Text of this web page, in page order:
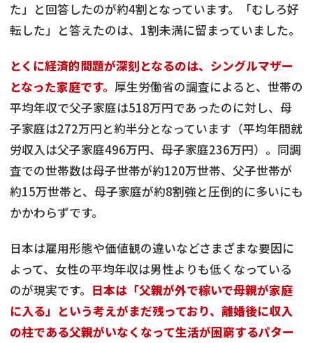
た」と回答したのが約4割となっています。「むしろ好
転した」と答えたのは、1割未満に留まっていました。
とくに経済的問題が深刻となるのは、シングルマザー
となった家庭です。 厚生労働省の調査によると、世帯の
平均年収で父子家庭は518万円であったのに対し、母
子家庭は272万円と約半分となっています（平均年間就
労収入は父子家庭496万円、母子家庭236万円）。同調
査での世帯数は母子世帯が約120万世帯、父子世帯が
約15万世帯と、母子家庭が約8割強と圧倒的に多いにも
かかわらずです。
日本は雇用形態や価値観の違いなどさまざまな要因に
よって、女性の平均年収は男性よりも低くなっている
のが現実です。 日本は「父親が外で稼いで母親が家庭
に入る」という考えがまだ残っており、離婚後に収入
の柱である父親がいなくなって生活が困窮するパター